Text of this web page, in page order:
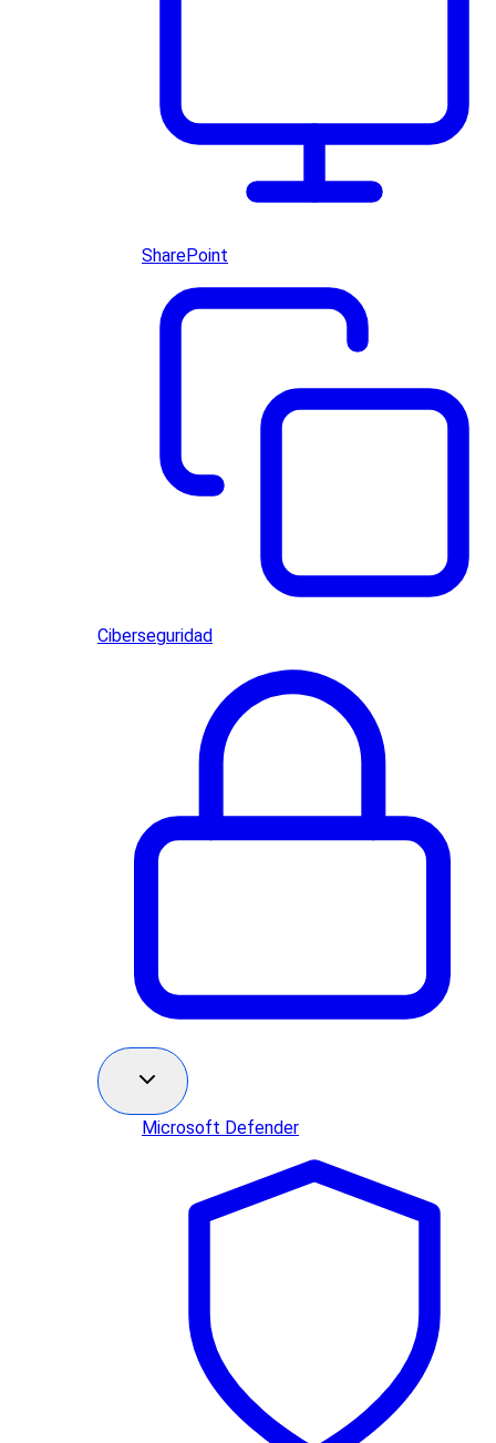
SharePoint
Ciberseguridad
Microsoft Defender